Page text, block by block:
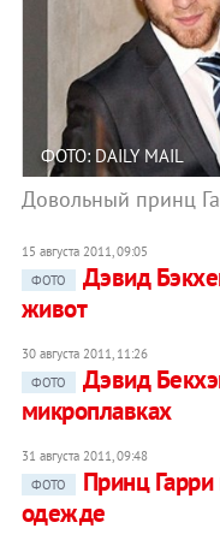
ФОТО: DAILY MAIL
Довольный принц
15 августа 2011, 09:05
ФОТО
Дэвид
живот
30 августа 2011, 11:26
ФОТО
Дэвид
микроплавках
31 августа 2011, 09:48
ФОТО
Принц Гарри
одежде